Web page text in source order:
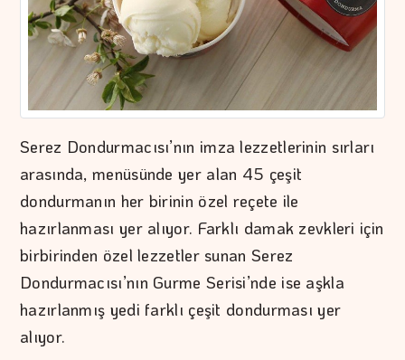
Serez Dondurmacısı’nın imza lezzetlerinin sırları
arasında, menüsünde yer alan 45 çeşit
dondurmanın her birinin özel reçete ile
hazırlanması yer alıyor. Farklı damak zevkleri için
birbirinden özel lezzetler sunan Serez
Dondurmacısı’nın Gurme Serisi’nde ise aşkla
hazırlanmış yedi farklı çeşit dondurması yer
alıyor.